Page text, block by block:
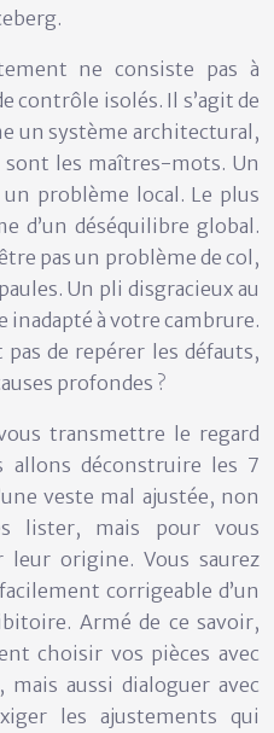
ne consiste pas à
contrôle isolés. Il s’agit de
un système architectural,
les maîtres-mots. Un
problème local. Le plus
d’un déséquilibre global.
pas un problème de col,
Un pli disgracieux au
inadapté à votre cambrure.
de repérer les défauts,
profondes ?
transmettre le regard
allons déconstruire les 7
veste mal ajustée, non
lister, mais pour vous
leur origine. Vous saurez
corrigeable d’un
Armé de ce savoir,
choisir vos pièces avec
aussi dialoguer avec
les ajustements qui